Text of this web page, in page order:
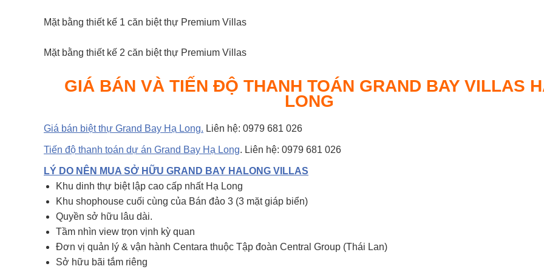
Mặt bằng thiết kế 1 căn biệt thự Premium Villas
Mặt bằng thiết kế 2 căn biệt thự Premium Villas
GIÁ BÁN VÀ TIẾN ĐỘ THANH TOÁN GRAND BAY VILLAS
LONG
Giá bán biệt thự Grand Bay Hạ Long. Liên hệ: 0979 681 026
Tiến độ thanh toán dự án Grand Bay Hạ Long. Liên hệ: 0979 681 026
LÝ DO NÊN MUA SỞ HỮU GRAND BAY HALONG VILLAS
Khu dinh thự biệt lập cao cấp nhất Hạ Long
Khu shophouse cuối cùng của Bán đảo 3 (3 mặt giáp biển)
Quyền sở hữu lâu dài.
Tầm nhìn view trọn vịnh kỳ quan
Đơn vị quản lý & vận hành Centara thuộc Tập đoàn Central Group (Thái Lan)
Sở hữu bãi tắm riêng